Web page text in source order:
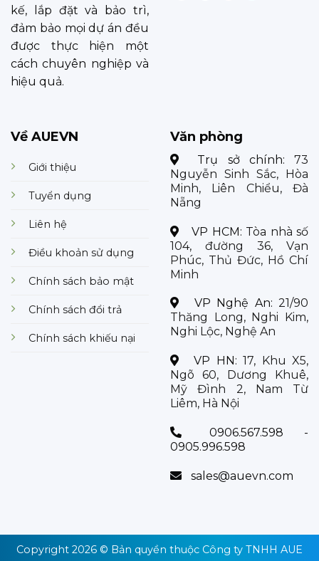
kế, lắp đặt và bảo trì,
đảm bảo mọi dự án đều
được thực hiện một
cách chuyên nghiệp và
hiệu quả.
Về AUEVN
Giới thiệu
Tuyển dụng
Liên hệ
Điều khoản sử dụng
Chính sách bảo mật
Chính sách đổi trả
Chính sách khiếu nại
Văn phòng
Trụ sở chính: 73
Nguyễn Sinh Sắc, Hòa
Minh, Liên Chiểu, Đà
Nẵng
VP HCM: Tòa nhà số
104, đường 36, Vạn
Phúc, Thủ Đức, Hồ Chí
Minh
VP Nghệ An: 21/90
Thăng Long, Nghi Kim,
Nghi Lộc, Nghệ An
VP HN:17, Khu X5,
Ngõ 60, Dương Khuê,
Mỹ Đình 2, Nam Từ
Liêm, Hà Nội
0906.567.598 -
0905.996.598
sales@auevn.com
Copyright 2026 © Bản quyền thuộc Công ty TNHH AUE